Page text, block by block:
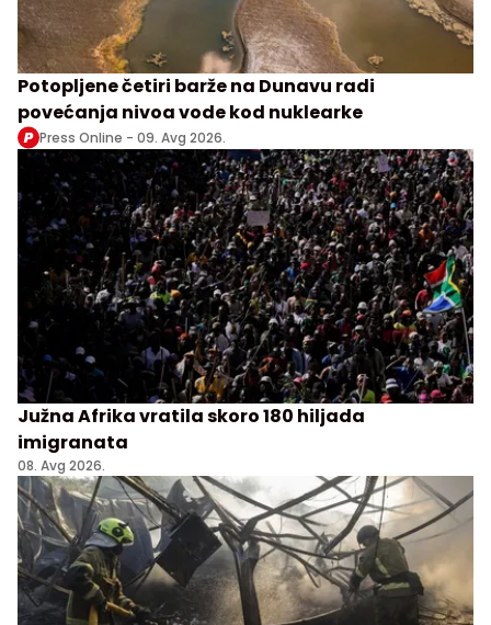
Potopljene četiri barže na Dunavu radi
povećanja nivoa vode kod nuklearke
Press Online - 09. Avg 2026.
Južna Afrika vratila skoro 180 hiljada
imigranata
08. Avg 2026.